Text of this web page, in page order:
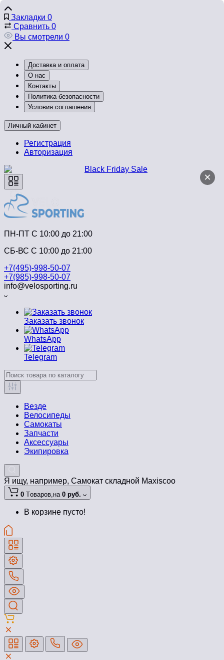
Закладки 0
Сравнить 0
Вы смотрели 0
Доставка и оплата
О нас
Контакты
Политика безопасности
Условия соглашения
Личный кабинет
Регистрация
Авторизация
×
ПН-ПТ C 10:00 до 21:00
СБ-ВС С 10:00 до 21:00
+7(495)-998-50-07
+7(985)-998-50-07
info@velosporting.ru
Заказать звонок
WhatsApp
Telegram
Везде
Велосипеды
Самокаты
Запчасти
Аксессуары
Экипировка
Я ищу, например, Самокат складной Maxiscoo
0 Tоваров,на 0 руб.
В корзине пусто!